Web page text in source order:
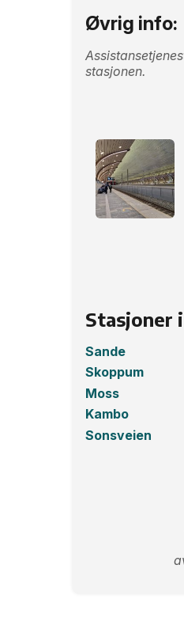
Øvrig info:
stasjonen.
Stasjoner
Sande
Skoppum
Moss
Kambo
Sonsveien